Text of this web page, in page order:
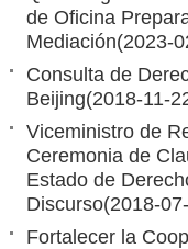
de Oficina
Mediación(2023-
Consulta de
Beijing(2018-11-
Viceministro de
Ceremonia de
Estado de
Discurso(2018-
Fortalecer la